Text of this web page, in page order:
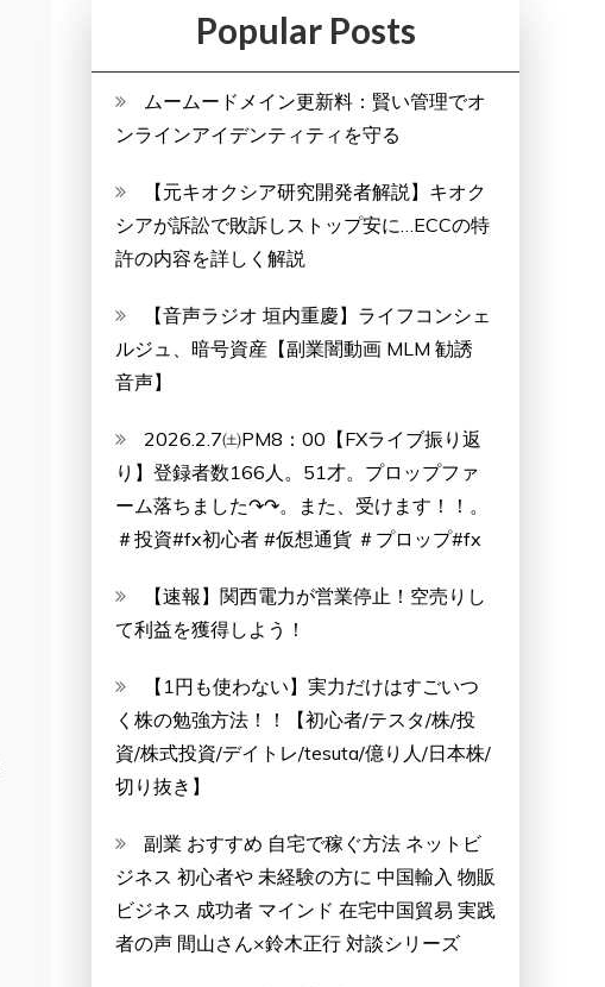
Popular Posts
ムームードメイン更新料：賢い管理でオ
ンラインアイデンティティを守る
【元キオクシア研究開発者解説】キオク
シアが訴訟で敗訴しストップ安に…ECCの特
許の内容を詳しく解説
【音声ラジオ 垣内重慶】ライフコンシェ
ルジュ、暗号資産【副業闇動画 MLM 勧誘
音声】
2026.2.7㈯PM8：00【FXライブ振り返
り】登録者数166人。51才。プロップファ
ーム落ちました↷↷。また、受けます！！。
＃投資#fx初心者 #仮想通貨 ＃プロップ#fx
【速報】関西電力が営業停止！空売りし
て利益を獲得しよう！
【1円も使わない】実力だけはすごいつ
く株の勉強方法！！【初心者/テスタ/株/投
資/株式投資/デイトレ/tesuta/億り人/日本株/
切り抜き】
副業 おすすめ 自宅で稼ぐ方法 ネットビ
ジネス 初心者や 未経験の方に 中国輸入 物販
ビジネス 成功者 マインド 在宅中国貿易 実践
者の声 間山さん×鈴木正行 対談シリーズ